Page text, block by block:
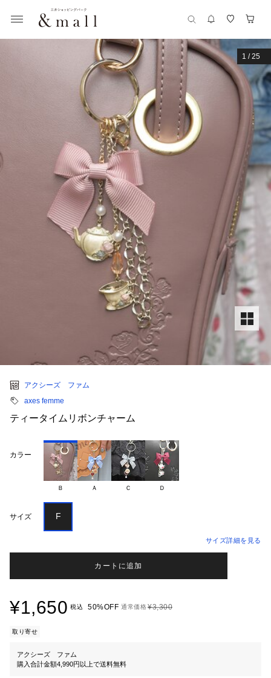
1 /25
アクシーズ ファム
axes femme
ティータイムリボンチャーム
カラー
Ｂ Ａ Ｃ Ｄ
サイズ F
サイズ詳細を見る
カートに追加
¥1,650 税込 50%OFF 通常価格¥3,300
取り寄せ
アクシーズ ファム
購入合計金額4,990円以上で送料無料